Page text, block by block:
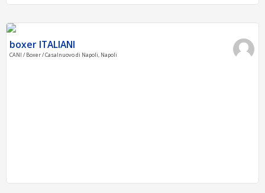
boxer ITALIANI
CANI / Boxer / Casalnuovo di Napoli, Napoli